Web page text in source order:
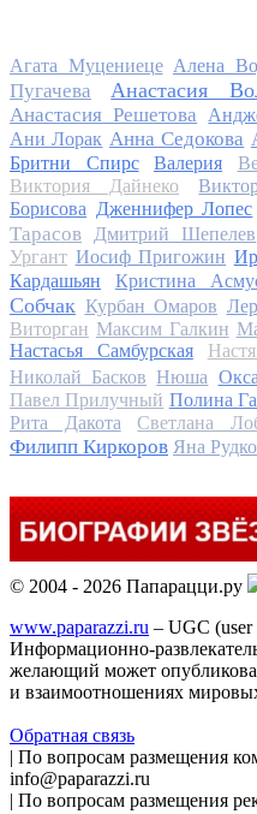
Агата Муцениеце Алена
Пугачева
Анастасия
Анастасия Решетова
Ани Лорак Анна Седокова
Бритни Спирс
Валерия
Виктория Дайнеко
Борисова Дженнифер Лопес
Тарасов
Дмитрий Шепелев
Ургант Иосиф Пригожин
Кардашьян
Кристина
Собчак Курбан Омаров
Виторган Максим Галкин
Настасья Самбурская
Николай Басков Нюша
Павел Прилучный Полина
Рита Дакота
Светлана
Филипп Киркоров Яна
© 2004 - 2026 Папарацци.ру
www.paparazzi.ru – UGC (user
Информационно-
желающий может
и взаимоотношениях
Обратная связь
| По вопросам размещения
info@paparazzi.ru
| По вопросам размещения